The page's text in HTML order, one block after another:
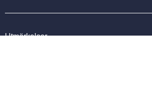
Utmärkelser